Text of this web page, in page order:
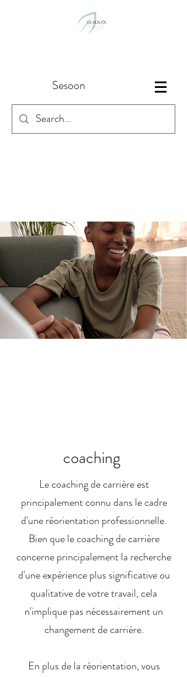
Sesoon
coaching
Le coaching de carrière est
principalement connu dans le cadre
d'une réorientation professionnelle.
Bien que le coaching de carrière
concerne principalement la recherche
d'une expérience plus significative ou
qualitative de votre travail, cela
n'implique pas nécessairement un
changement de carrière.
En plus de la réorientation, vous